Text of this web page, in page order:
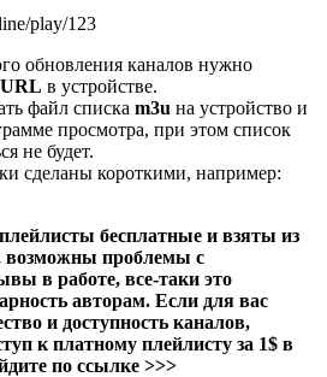
play/123
обновления каналов нужно
URL в устройстве.
файл списка m3u на устройство и
просмотра, при этом список
не будет.
сделаны короткими, например:
бесплатные и взяты из
возможны проблемы с
в работе, все-таки это
авторам. Если для вас
и доступность каналов,
к платному плейлисту за 1$ в
по ссылке >>>